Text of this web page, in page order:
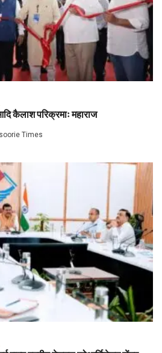
कैलाश परिक्रमाः महाराज
Times